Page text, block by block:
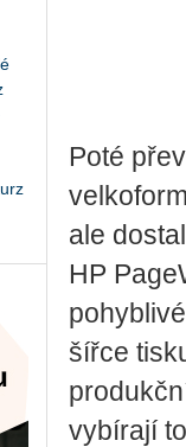
Poté
ale
HP
šířce
vybírají